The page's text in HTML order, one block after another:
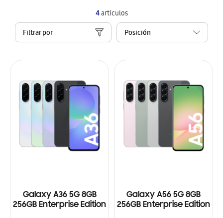
4artículos
Filtrar por
Galaxy A36 5G 8GB
256GB Enterprise Edition
Galaxy A56 5G 8GB
256GB Enterprise Edition